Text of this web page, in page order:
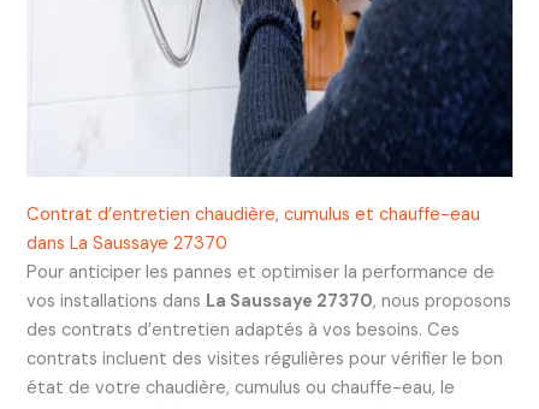
Contrat d’entretien chaudière, cumulus et chauffe-eau
dans La Saussaye 27370
Pour anticiper les pannes et optimiser la performance de
vos installations dans La Saussaye 27370, nous proposons
des contrats d’entretien adaptés à vos besoins. Ces
contrats incluent des visites régulières pour vérifier le bon
état de votre chaudière, cumulus ou chauffe-eau, le